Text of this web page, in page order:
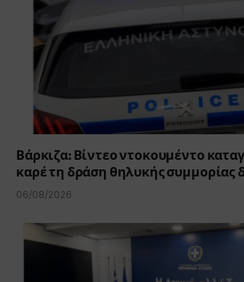
Βάρκιζα: Βίντεο ντοκουμέντο
καρέ τη δράση θηλυκής συμμορίας
06/08/2026